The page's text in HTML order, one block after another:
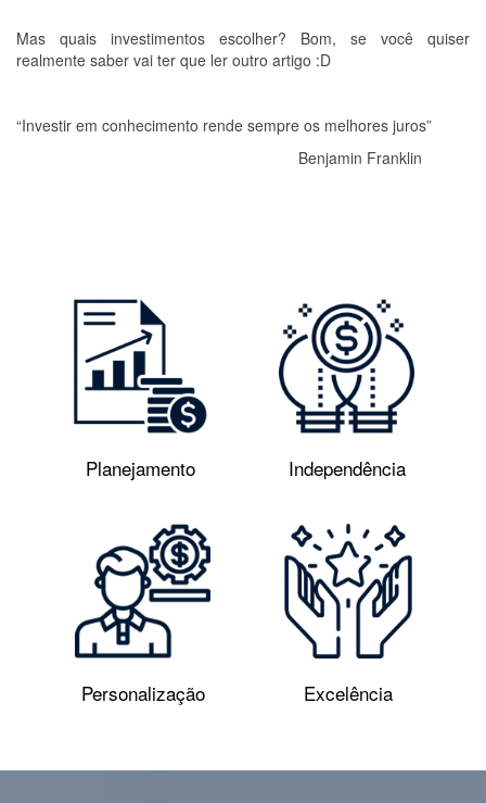
Mas quais investimentos escolher? Bom, se você quiser
realmente saber vai ter que ler outro artigo :D
“Investir em conhecimento rende sempre os melhores juros”
Benjamin Franklin
Planejamento Independência
Personalização Excelência